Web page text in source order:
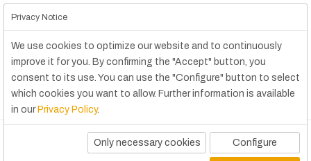
Privacy Notice
We use cookies to optimize our website and to continuously
improve it for you. By confirming the "Accept" button, you
consent to its use. You can use the "Configure" button to select
which cookies you want to allow. Further information is available
in our Privacy Policy.
Only necessary cookies Configure